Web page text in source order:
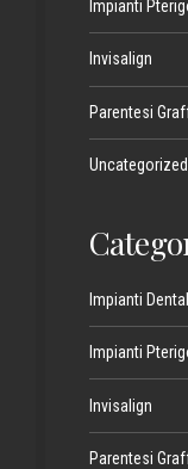
Impianti
Invisalign
Parentesi
Uncategorized
Impianti
Impianti
Invisalign
Parentesi